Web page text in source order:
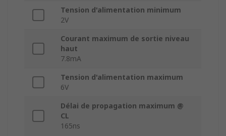
Tension d'alimentation minimum
2V
Courant maximum de sortie niveau
haut
7.8mA
Tension d'alimentation maximum
6V
Délai de propagation maximum @
CL
165ns